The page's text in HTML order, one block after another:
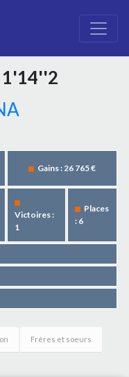
1'14''2
Gains : 26 765 €
Victoires :
1
Places
: 6
Frères et soeurs